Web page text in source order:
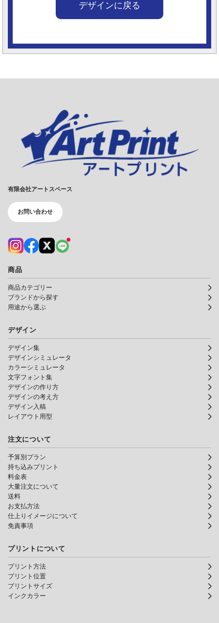
デザインに戻る
有限会社アートスペース
お問い合わせ
商品
商品カテゴリー
ブランドから探す
用途から選ぶ
デザイン
デザイン集
デザインシミュレータ
カラーシミュレータ
文字フォント集
デザインの作り方
デザインの考え方
デザイン入稿
レイアウト用型
注文について
予算別プラン
持ち込みプリント
料金表
大量注文について
送料
お支払方法
仕上りイメージについて
免責事項
プリントについて
プリント方法
プリント位置
プリントサイズ
インクカラー